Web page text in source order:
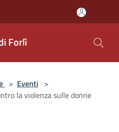
Forlì
> Eventi >
la violenza sulle donne